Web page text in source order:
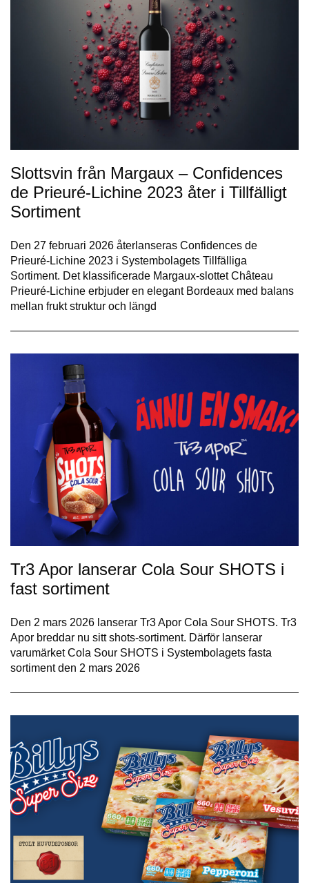
Slottsvin från Margaux – Confidences
de Prieuré-Lichine 2023 åter i Tillfälligt
Sortiment
Den 27 februari 2026 återlanseras Confidences de
Prieuré-Lichine 2023 i Systembolagets Tillfälliga
Sortiment. Det klassificerade Margaux-slottet Château
Prieuré-Lichine erbjuder en elegant Bordeaux med balans
mellan frukt struktur och längd
Tr3 Apor lanserar Cola Sour SHOTS i
fast sortiment
Den 2 mars 2026 lanserar Tr3 Apor Cola Sour SHOTS. Tr3
Apor breddar nu sitt shots-sortiment. Därför lanserar
varumärket Cola Sour SHOTS i Systembolagets fasta
sortiment den 2 mars 2026